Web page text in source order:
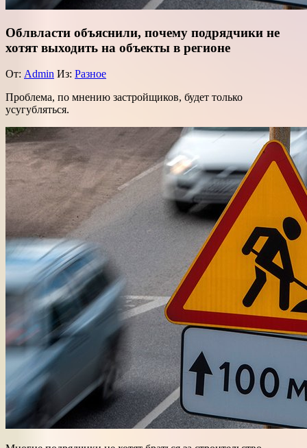
Облвласти объяснили, почему подрядчики не
хотят выходить на объекты в регионе
От: Admin Из: Разное
Проблема, по мнению застройщиков, будет только
усугубляться.